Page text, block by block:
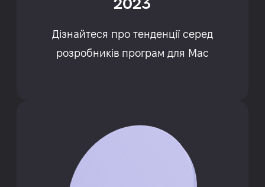
2023
Дізнайтеся про тенденції серед
розробників програм для Mac